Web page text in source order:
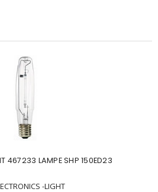
467233 LAMPE SHP 150ED23
-LIGHT